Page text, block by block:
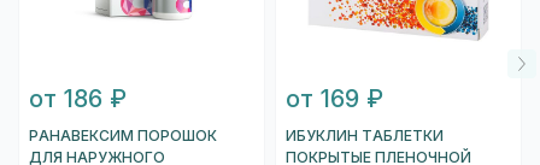
от 186 ₽
РАНАВЕКСИМ ПОРОШОК
ДЛЯ НАРУЖНОГО
от 169 ₽
ИБУКЛИН ТАБЛЕТКИ
ПОКРЫТЫЕ ПЛЕНОЧНОЙ